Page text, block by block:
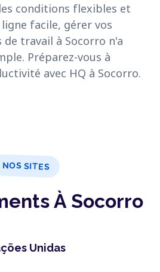
conditions flexibles et
facile, gérer vos
de travail à Socorro n'a
Préparez-vous à
avec HQ à Socorro.
NOS SITES
À Socorro
Unidas